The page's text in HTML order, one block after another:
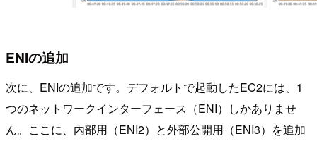
ENIの追加
次に、ENIの追加です。デフォルトで起動したEC2には、1
つのネットワークインターフェース（ENI）しかありませ
ん。ここに、内部用（ENI2）と外部公開用（ENI3）を追加